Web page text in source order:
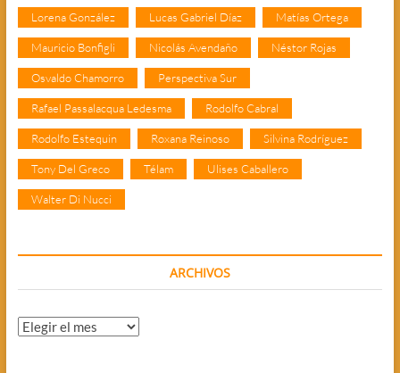
Lorena González Lucas Gabriel Díaz Matías Ortega
Mauricio Bonfigli Nicolás Avendaño Néstor Rojas
Osvaldo Chamorro Perspectiva Sur
Rafael Passalacqua Ledesma Rodolfo Cabral
Rodolfo Estequin Roxana Reinoso Silvina Rodríguez
Tony Del Greco Télam Ulises Caballero
Walter Di Nucci
ARCHIVOS
Archivos